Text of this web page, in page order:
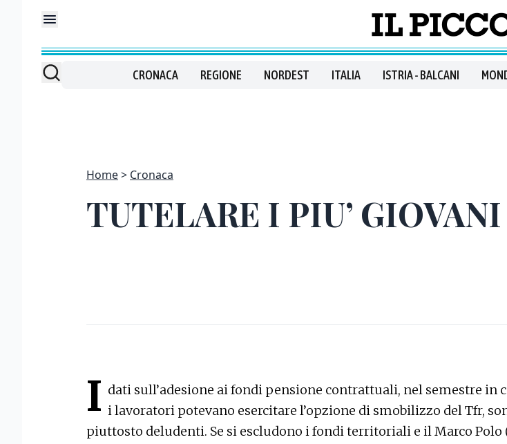
CRONACA REGIONE NORDEST ITALIA ISTRIA - BALCANI
Home Cronaca
TUTELARE I PIU’ GIOVANI
I dati sull’adesione ai fondi pensione contrattuali, nel semestre in
i lavoratori potevano esercitare l’opzione di smobilizzo del Tfr,
piuttosto deludenti. Se si escludono i fondi territoriali e il Marco Polo